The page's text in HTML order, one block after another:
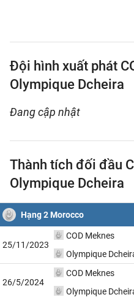
Đội hình xuất phát
Olympique Dcheira
Đang cập nhật
Thành tích đối đầu
Olympique Dcheira
Hạng 2 Morocco
25/11/2023
COD Meknes
Olympique
26/5/2024
COD Meknes
Olympique